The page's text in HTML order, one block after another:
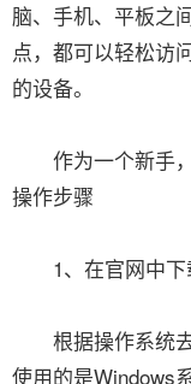
脑、手机、平板之
点，都可以轻松访
的设备。
作为一个新手，
操作步骤
1、在官网中下
根据操作系统去
使用的是Windows